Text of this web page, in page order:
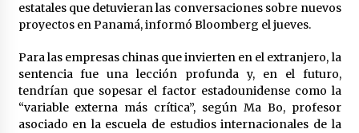
estatales que detuvieran las conversaciones sobre nuevos
proyectos en Panamá, informó Bloomberg el jueves.
Para las empresas chinas que invierten en el extranjero, la
sentencia fue una lección profunda y, en el futuro,
tendrían que sopesar el factor estadounidense como la
“variable externa más crítica”, según Ma Bo, profesor
asociado en la escuela de estudios internacionales de la